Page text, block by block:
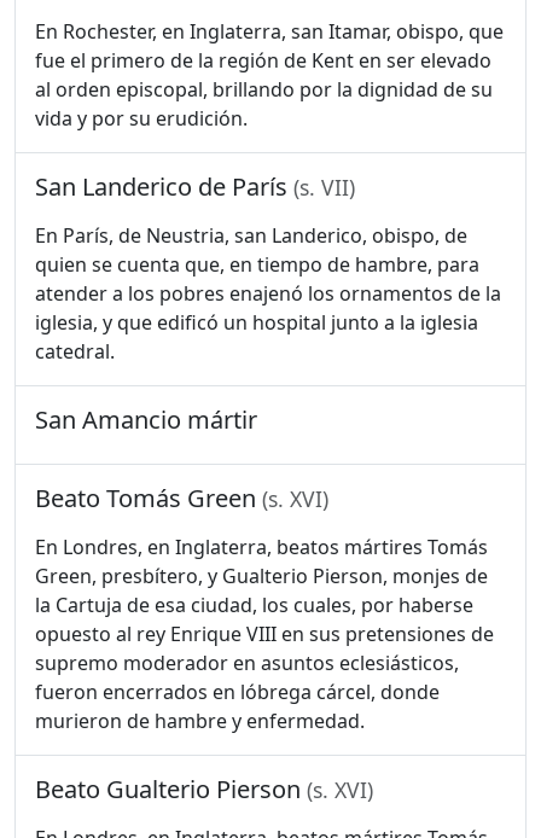
En Rochester, en Inglaterra, san Itamar, obispo, que
fue el primero de la región de Kent en ser elevado
al orden episcopal, brillando por la dignidad de su
vida y por su erudición.
San Landerico de París (s. VII)
En París, de Neustria, san Landerico, obispo, de
quien se cuenta que, en tiempo de hambre, para
atender a los pobres enajenó los ornamentos de la
iglesia, y que edificó un hospital junto a la iglesia
catedral.
San Amancio mártir
Beato Tomás Green (s. XVI)
En Londres, en Inglaterra, beatos mártires Tomás
Green, presbítero, y Gualterio Pierson, monjes de
la Cartuja de esa ciudad, los cuales, por haberse
opuesto al rey Enrique VIII en sus pretensiones de
supremo moderador en asuntos eclesiásticos,
fueron encerrados en lóbrega cárcel, donde
murieron de hambre y enfermedad.
Beato Gualterio Pierson (s. XVI)